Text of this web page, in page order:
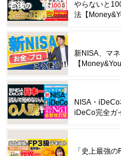
やらないと
法【
新NISA、マ
【
NISA・iDeCo
iDeCo完全ガ
「史上最強